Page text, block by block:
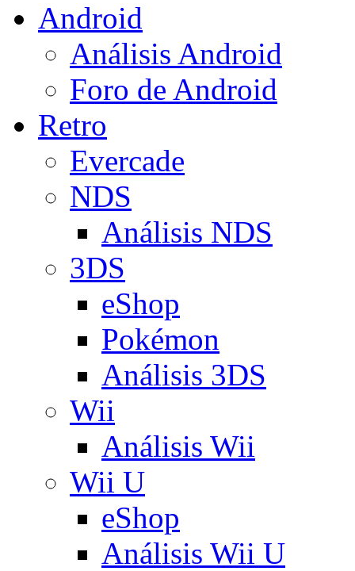
Android
Análisis Android
Foro de Android
Retro
Evercade
NDS
Análisis NDS
3DS
eShop
Pokémon
Análisis 3DS
Wii
Análisis Wii
Wii U
eShop
Análisis Wii U